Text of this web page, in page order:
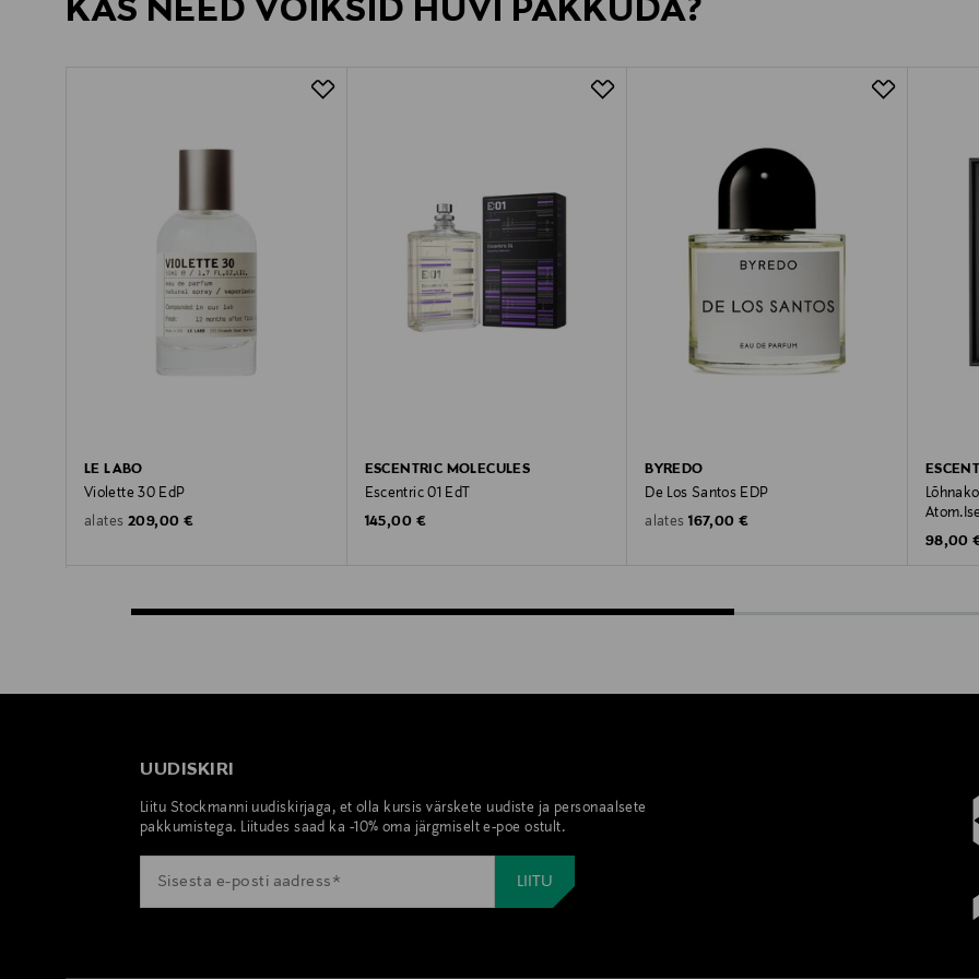
KAS NEED VÕIKSID HUVI PAKKUDA?
LE LABO
Violette 30 EdP
alates Original Price
209,00 €
ESCENTRIC MOLECULES
Escentric 01 EdT
Original Price
145,00 €
BYREDO
De Los Santos EDP
alates Original Price
167,00 €
Original
98,00
UUDISKIRI
Liitu Stockmanni uudiskirjaga, et olla kursis värskete uudiste ja personaalsete
pakkumistega. Liitudes saad ka -10% oma järgmiselt e-poe ostult.